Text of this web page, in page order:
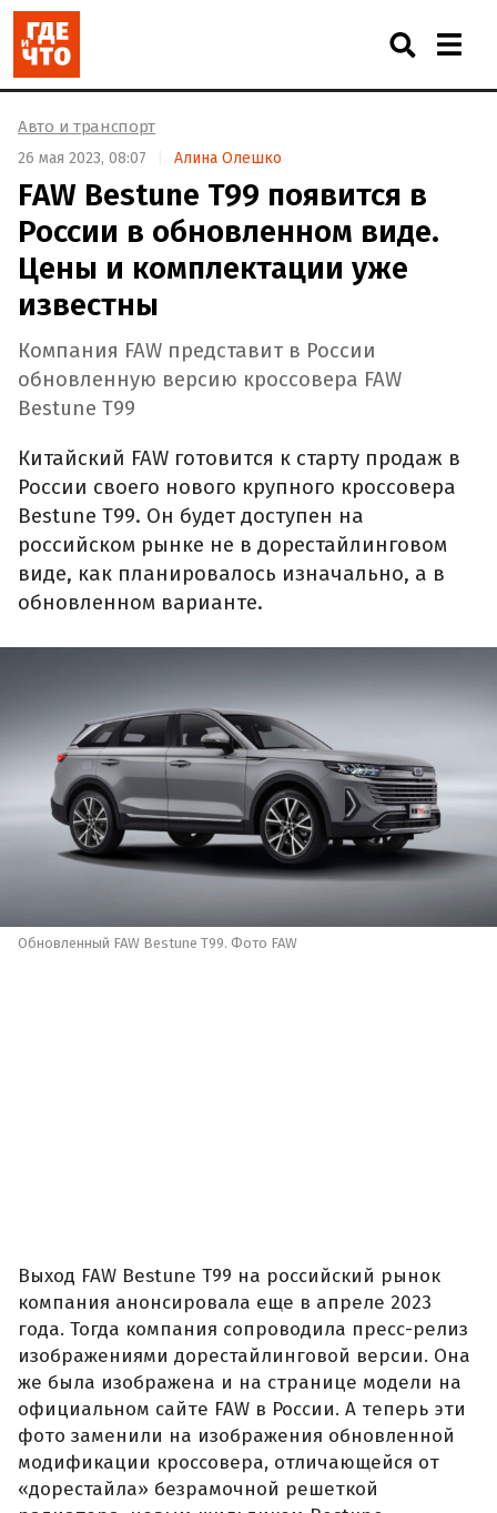
Авто и транспорт
26 мая 2023, 08:07 Алина Олешко
FAW Bestune T99 появится в
России в обновленном виде.
Цены и комплектации уже
известны
Компания FAW представит в России
обновленную версию кроссовера FAW
Bestune T99
Китайский FAW готовится к старту продаж в
России своего нового крупного кроссовера
Bestune T99. Он будет доступен на
российском рынке не в дорестайлинговом
виде, как планировалось изначально, а в
обновленном варианте.
Обновленный FAW Bestune T99. Фото FAW
Выход FAW Bestune T99 на российский рынок
компания анонсировала еще в апреле 2023
года. Тогда компания сопроводила пресс-релиз
изображениями дорестайлинговой версии. Она
же была изображена и на странице модели на
официальном сайте FAW в России. А теперь эти
фото заменили на изображения обновленной
модификации кроссовера, отличающейся от
«дорестайла» безрамочной решеткой